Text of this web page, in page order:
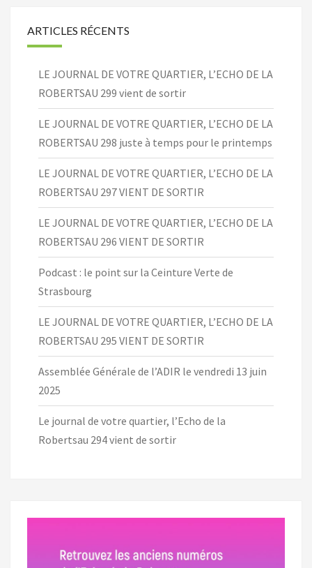
ARTICLES RÉCENTS
LE JOURNAL DE VOTRE QUARTIER, L’ECHO DE LA
ROBERTSAU 299 vient de sortir
LE JOURNAL DE VOTRE QUARTIER, L’ECHO DE LA
ROBERTSAU 298 juste à temps pour le printemps
LE JOURNAL DE VOTRE QUARTIER, L’ECHO DE LA
ROBERTSAU 297 VIENT DE SORTIR
LE JOURNAL DE VOTRE QUARTIER, L’ECHO DE LA
ROBERTSAU 296 VIENT DE SORTIR
Podcast : le point sur la Ceinture Verte de
Strasbourg
LE JOURNAL DE VOTRE QUARTIER, L’ECHO DE LA
ROBERTSAU 295 VIENT DE SORTIR
Assemblée Générale de l’ADIR le vendredi 13 juin
2025
Le journal de votre quartier, l’Echo de la
Robertsau 294 vient de sortir